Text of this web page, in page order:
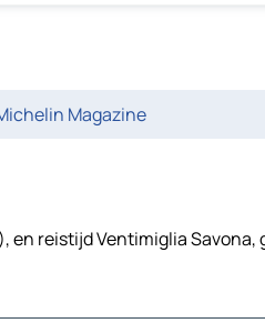
Magazine
reistijd Ventimiglia